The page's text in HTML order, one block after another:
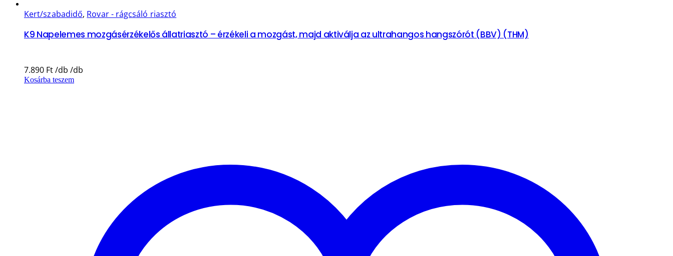
Kert/szabadidő, Rovar - rágcsáló riasztó
K9 Napelemes mozgásérzékelős állatriasztó – érzékeli a mozgást, majd aktiválja az ultrahangos hangszórót (BBV) (THM)
7.890 Ft
Kosárba teszem